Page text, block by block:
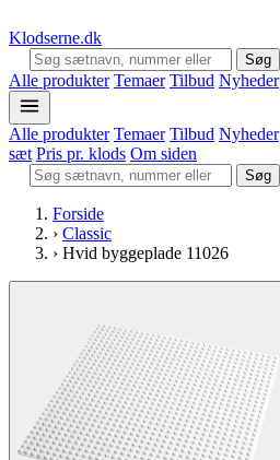
Klodserne.dk
Søg
Alle produkter Temaer Tilbud Nyheder
Alle produkter Temaer Tilbud Nyheder
sæt Pris pr. klods Om siden
Søg
Forside
› Classic
› Hvid byggeplade 11026